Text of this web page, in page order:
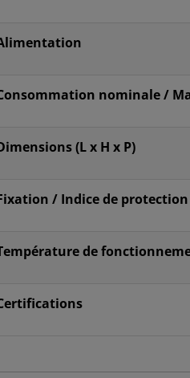
nominale /
(L x H x P)
/ Indice de protection
de